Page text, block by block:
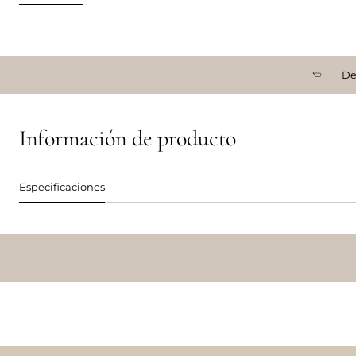
Información de producto
Especificaciones